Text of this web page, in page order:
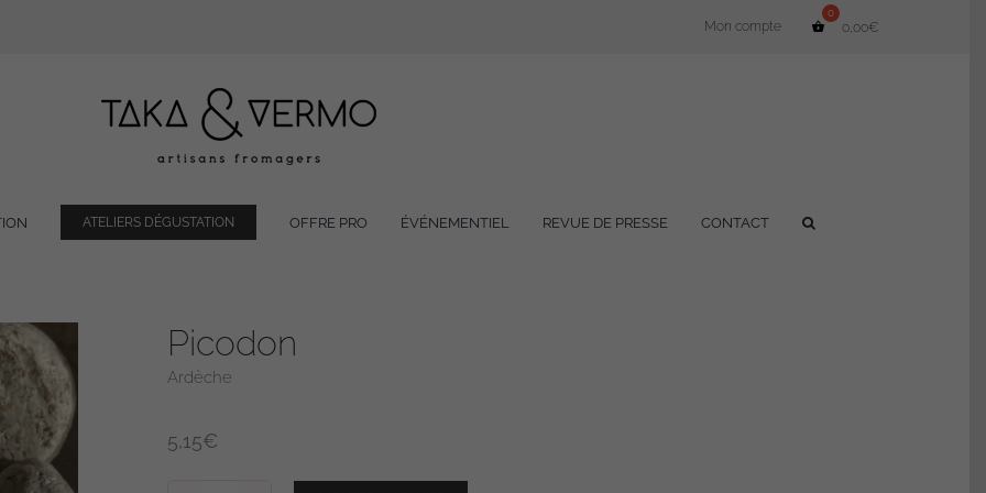
Mon compte 0,00€
ATELIERS DÉGUSTATION OFFRE PRO ÉVÉNEMENTIEL REVUE DE PRESSE CONTACT
Picodon
Ardèche
5,15€